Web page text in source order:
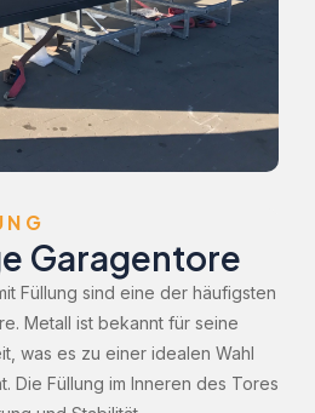
Garagentore
Füllung sind eine der häufigsten
Metall ist bekannt für seine
was es zu einer idealen Wahl
Die Füllung im Inneren des Tores